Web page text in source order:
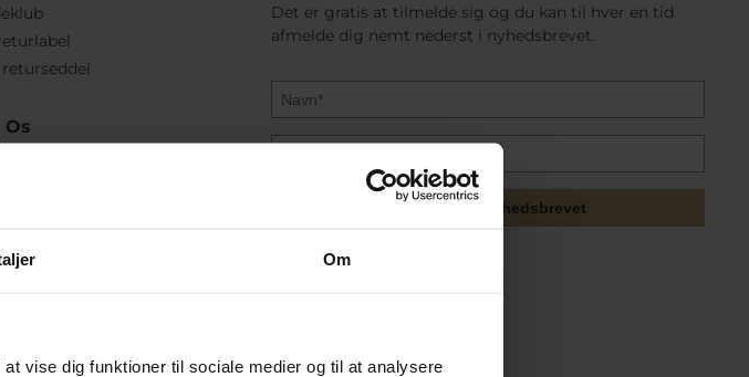
Om
vise dig funktioner til sociale medier og til at analysere
Os
Det er gratis at tilmelde sig og du kan til hver en tid
afmelde dig nemt nederst i nyhedsbrevet.
Tilmeld mig nyhedsbrevet